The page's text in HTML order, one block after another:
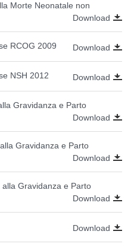
Morte Neonatale non
Download
RCOG 2009 Download
NSH 2012 Download
Gravidanza e Parto
Download
Gravidanza e Parto
Download
alla Gravidanza e Parto
Download
Download